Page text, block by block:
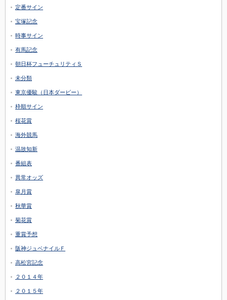
定番サイン
宝塚記念
時事サイン
有馬記念
朝日杯フューチュリティＳ
未分類
東京優駿（日本ダービー）
枠順サイン
桜花賞
海外競馬
温故知新
番組表
異常オッズ
皐月賞
秋華賞
菊花賞
重賞予想
阪神ジュベナイルＦ
高松宮記念
２０１４年
２０１５年